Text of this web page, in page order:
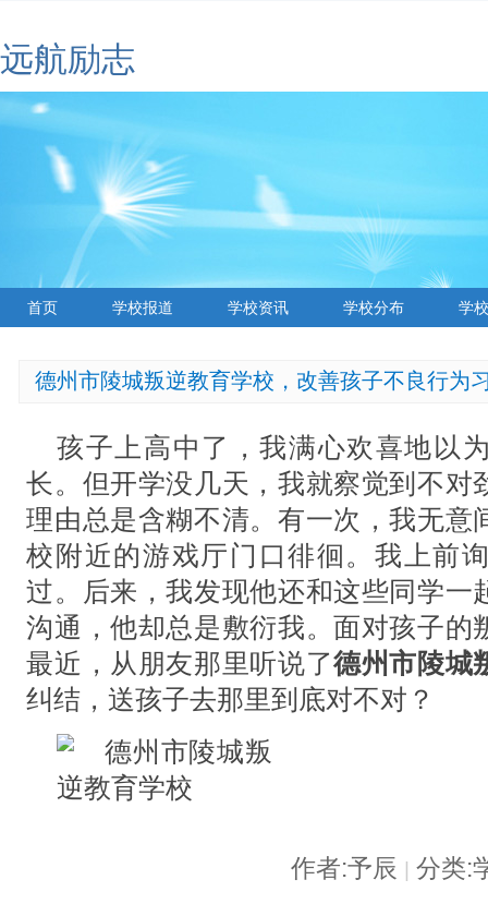
远航励志
首页 学校报道 学校资讯 学校分布 学
德州市陵城叛逆教育学校，改善孩子不良行为
孩子上高中了，我满心欢喜地以
长。但开学没几天，我就察觉到不对
理由总是含糊不清。有一次，我无意
校附近的游戏厅门口徘徊。我上前
过。后来，我发现他还和这些同学一
沟通，他却总是敷衍我。面对孩子的
最近，从朋友那里听说了德州市陵城
纠结，送孩子去那里到底对不对？
作者:予辰 分类: